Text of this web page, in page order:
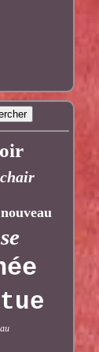
chair
nouveau